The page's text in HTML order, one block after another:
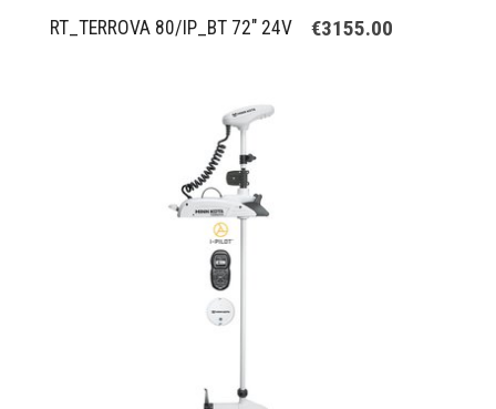
RT_TERROVA 80/IP_BT 72" 24V €3155.00